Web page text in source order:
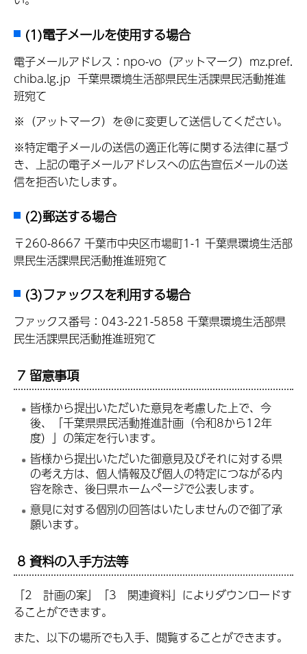
(1)電子メールを使用する場合
電子メールアドレス：npo-vo（アットマーク）mz.pref.
chiba.lg.jp 千葉県環境生活部県民生活課県民活動推進
班宛て
※（アットマーク）を＠に変更して送信してください。
※特定電子メールの送信の適正化等に関する法律に基づ
き、上記の電子メールアドレスへの広告宣伝メールの送
信を拒否いたします。
(2)郵送する場合
〒260-8667 千葉市中央区市場町1-1 千葉県環境生活部
県民生活課県民活動推進班宛て
(3)ファックスを利用する場合
ファックス番号：043-221-5858 千葉県環境生活部県
民生活課県民活動推進班宛て
7 留意事項
皆様から提出いただいた意見を考慮した上で、今
後、「千葉県県民活動推進計画（令和8から12年
度）」の策定を行います。
皆様から提出いただいた御意見及びそれに対する県
の考え方は、個人情報及び個人の特定につながる内
容を除き、後日県ホームページで公表します。
意見に対する個別の回答はいたしませんので御了承
願います。
8 資料の入手方法等
「2 計画の案」「3 関連資料」によりダウンロードす
ることができます。
また、以下の場所でも入手、閲覧することができます。